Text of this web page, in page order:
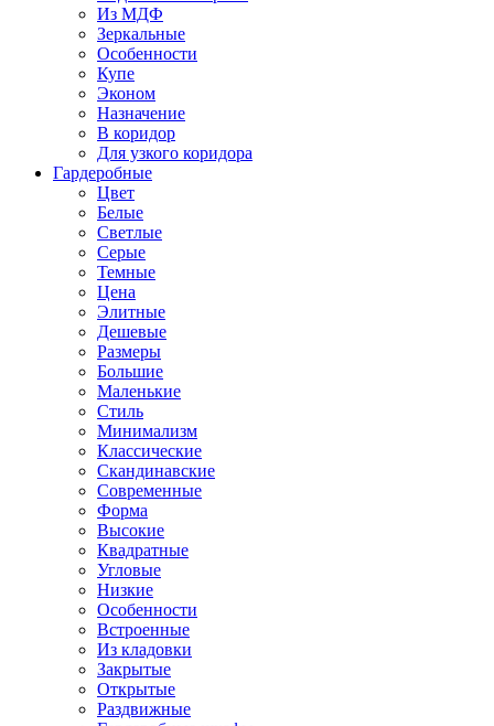
Из МДФ
Зеркальные
Особенности
Купе
Эконом
Назначение
В коридор
Для узкого коридора
Гардеробные
Цвет
Белые
Светлые
Серые
Темные
Цена
Элитные
Дешевые
Размеры
Большие
Маленькие
Стиль
Минимализм
Классические
Скандинавские
Современные
Форма
Высокие
Квадратные
Угловые
Низкие
Особенности
Встроенные
Из кладовки
Закрытые
Открытые
Раздвижные